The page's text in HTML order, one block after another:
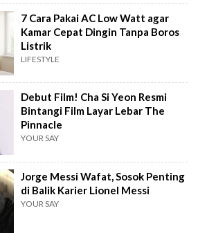
7 Cara Pakai AC Low Watt agar
Kamar Cepat Dingin Tanpa Boros
Listrik
LIFESTYLE
Debut Film! Cha Si Yeon Resmi
Bintangi Film Layar Lebar The
Pinnacle
YOUR SAY
Jorge Messi Wafat, Sosok Penting
di Balik Karier Lionel Messi
YOUR SAY